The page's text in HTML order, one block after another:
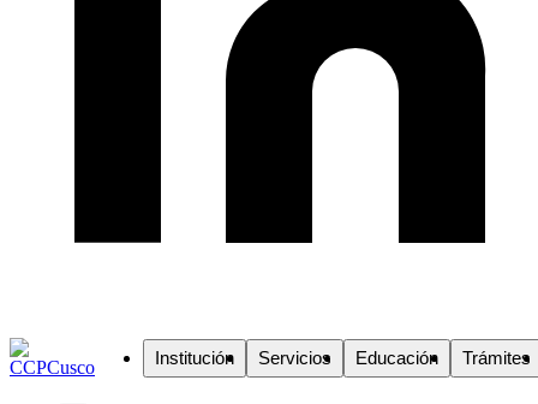
Institución Servicios Educación Trámites